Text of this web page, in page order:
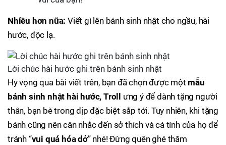
Nhiều hơn nữa: Viết gì lên bánh sinh nhật cho ngầu, hài
hước, độc lạ.
Lời chúc hài hước ghi trên bánh sinh nhật
Hy vọng qua bài viết trên, bạn đã chọn được một mẫu
bánh sinh nhật hài hước, Troll
ưng ý để dành tặng người
thân, bạn bè trong dịp đặc biệt sắp tới. Tuy nhiên, khi tặng
bánh cũng nên cân nhắc đến sở thích và cá tính của họ để
tránh “vui quá hóa dở” nhé! Đừng quên ghé thăm